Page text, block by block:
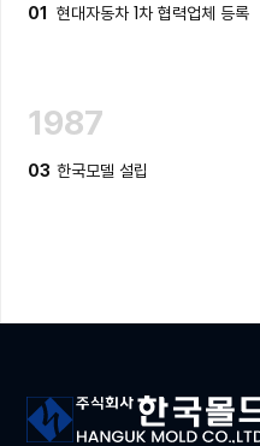
01 현대자동차 1차 협력업체 등록
1987
03 한국모델 설립